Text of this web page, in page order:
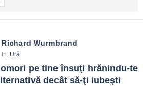
Richard Wurmbrand
In: Ură
pe tine însuţi hrănindu-te
decât să-ţi iubeşti